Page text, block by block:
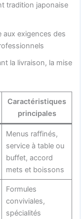
tradition japonaise
aux exigences des
la livraison, la mise
Caractéristiques
principales
Menus raffinés,
service à table ou
buffet, accord
mets et boissons
Formules
conviviales,
spécialités